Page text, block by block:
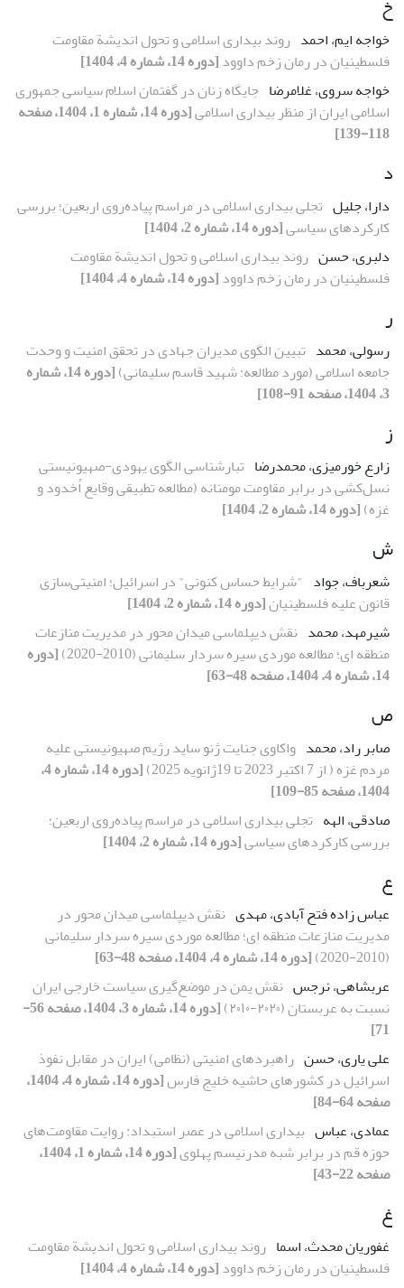
خواجه ایم، احمد روند بیداری اسلامی و تحول اندیشة مقاومت
فلسطینیان در رمان‌ زخم داوود[دوره 14، شماره 4، 1404]
خواجه سروی، غلامرضا جایگاه زنان در گفتمان اسلام سیاسی جمهوری
اسلامی ایران از منظر بیداری اسلامی
[دوره 14، شماره 1، 1404، صفحه
118-139]
د
دارا، جلیل تجلی بیداری اسلامی در مراسم پیاده‌روی اربعین؛ بررسی
کارکردهای سیاسی[دوره 14، شماره 2، 1404]
دلبری، حسن روند بیداری اسلامی و تحول اندیشة مقاومت
فلسطینیان در رمان‌ زخم داوود[دوره 14، شماره 4، 1404]
ر
رسولی، محمد تبیین الگوی مدیران جهادی در تحقق امنیت و وحدت
جامعه اسلامی (مورد مطالعه: شهید قاسم سلیمانی)
[دوره 14، شماره
3، 1404، صفحه 91-108]
ز
زارع خورمیزی، محمدرضا تبارشناسی الگوی یهودی-صهیونیستی
نسل‌کشی در برابر مقاومت مومنانه (مطالعه تطبیقی وقایع اُخدود و
غزه)[دوره 14، شماره 2، 1404]
ش
شعرباف، جواد "شرایط حساس کنونی" در اسرائیل؛ امنیتی‌سازی
قانون علیه فلسطینیان[دوره 14، شماره 2، 1404]
شیرمهد، محمد نقش دیپلماسی میدان محور در مدیریت منازعات
منطقه ای؛ مطالعه موردی سیره سردار سلیمانی (2010-2020)
[دوره
14، شماره 4، 1404، صفحه 48-63]
ص
صابر راد، محمد واکاوی جنایت ژنو ساید رژیم صهیونیستی علیه
مردم غزه ( از 7 اکتبر 2023 تا 19ژانویه 2025)
[دوره 14، شماره 4،
1404، صفحه 85-109]
صادقی، الهه تجلی بیداری اسلامی در مراسم پیاده‌روی اربعین؛
بررسی کارکردهای سیاسی[دوره 14، شماره 2، 1404]
ع
عباس زاده فتح آبادی، مهدی نقش دیپلماسی میدان محور در
مدیریت منازعات منطقه ای؛ مطالعه موردی سیره سردار سلیمانی
(2010-2020)
[دوره 14، شماره 4، 1404، صفحه 48-63]
عربشاهی، نرجس نقش یمن در موضع‌گیری سیاست خارجی ایران
نسبت به عربستان (٢۰٢۰-٢۰۱۰)
[دوره 14، شماره 3، 1404، صفحه 56-
71]
علی یاری، حسن راهبردهای امنیتی (نظامی) ایران در مقابل نفوذ
اسرائیل در کشورهای حاشیه خلیج فارس
[دوره 14، شماره 4، 1404،
صفحه 64-84]
عمادی، عباس بیداری اسلامی در عصر استبداد: روایت مقاومت‌های
حوزه قم در برابر شبه مدرنیسم پهلوی
[دوره 14، شماره 1، 1404،
صفحه 22-43]
غ
غفوریان محدث، اسما روند بیداری اسلامی و تحول اندیشة مقاومت
فلسطینیان در رمان‌ زخم داوود[دوره 14، شماره 4، 1404]